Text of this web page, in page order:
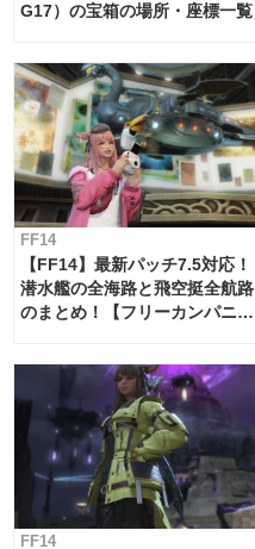
G17）の宝箱の場所・座標一覧
FF14
【FF14】最新パッチ7.5対応！
潜水艦の全海路と飛空挺全航路
のまとめ！【フリーカンパニ
FF14